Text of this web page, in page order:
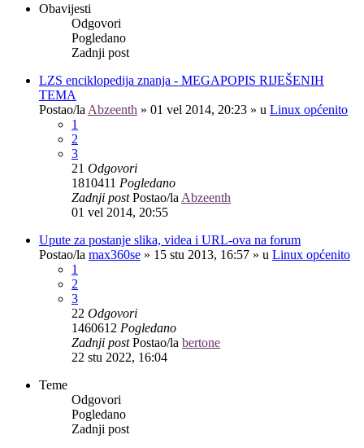
Obavijesti
Odgovori
Pogledano
Zadnji post
LZS enciklopedija znanja - MEGAPOPIS RIJEŠENIH
TEMA
Postao/la Abzeenth » 01 vel 2014, 20:23 » u Linux općenito
1
2
3
21 Odgovori
1810411 Pogledano
Zadnji postPostao/la Abzeenth
01 vel 2014, 20:55
Upute za postanje slika, videa i URL-ova na forum
Postao/la max360se » 15 stu 2013, 16:57 » u Linux općenito
1
2
3
22 Odgovori
1460612 Pogledano
Zadnji postPostao/la bertone
22 stu 2022, 16:04
Teme
Odgovori
Pogledano
Zadnji post